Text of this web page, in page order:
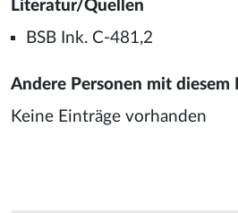
Literatur/Quellen
BSB Ink. C-481,2
Andere Personen mit diesem
Keine Einträge vorhanden